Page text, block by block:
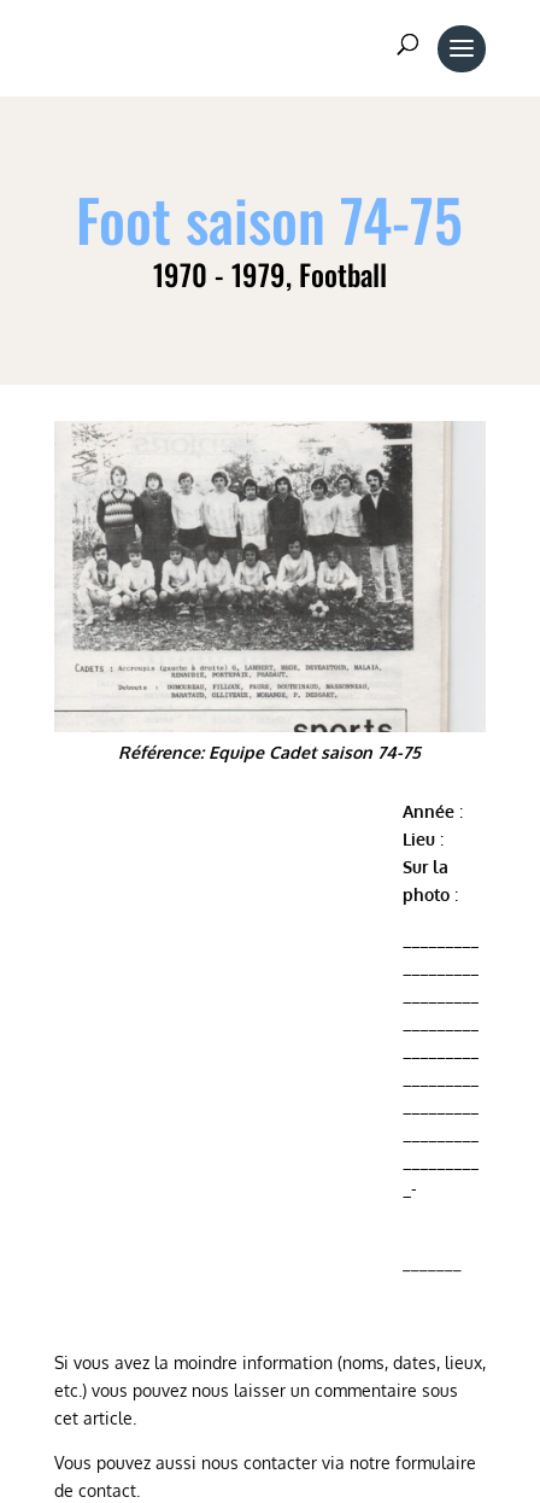
Foot saison 74-75
1970 - 1979,Football
Référence: Equipe Cadet saison 74-75
Année :
Lieu:
Sur la
photo:
_-
Si vous avez la moindre information (noms, dates, lieux,
etc.) vous pouvez nous laisser un commentaire sous
cet article.
Vous pouvez aussi nous contacter via notre formulaire
de contact.